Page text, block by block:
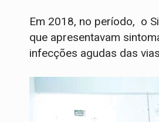
Em 2018, no período, o
que apresentavam
infecções agudas das